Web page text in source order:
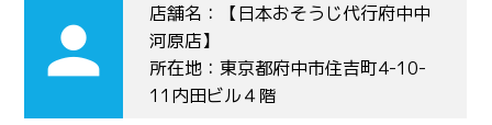
person
店舗名：【日本おそうじ代行府中中
河原店】
所在地：東京都府中市住吉町4-10-
11内田ビル４階